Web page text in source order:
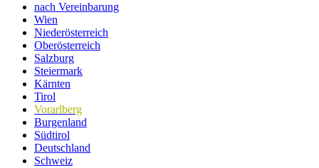
nach Vereinbarung
Wien
Niederösterreich
Oberösterreich
Salzburg
Steiermark
Kärnten
Tirol
Vorarlberg
Burgenland
Südtirol
Deutschland
Schweiz